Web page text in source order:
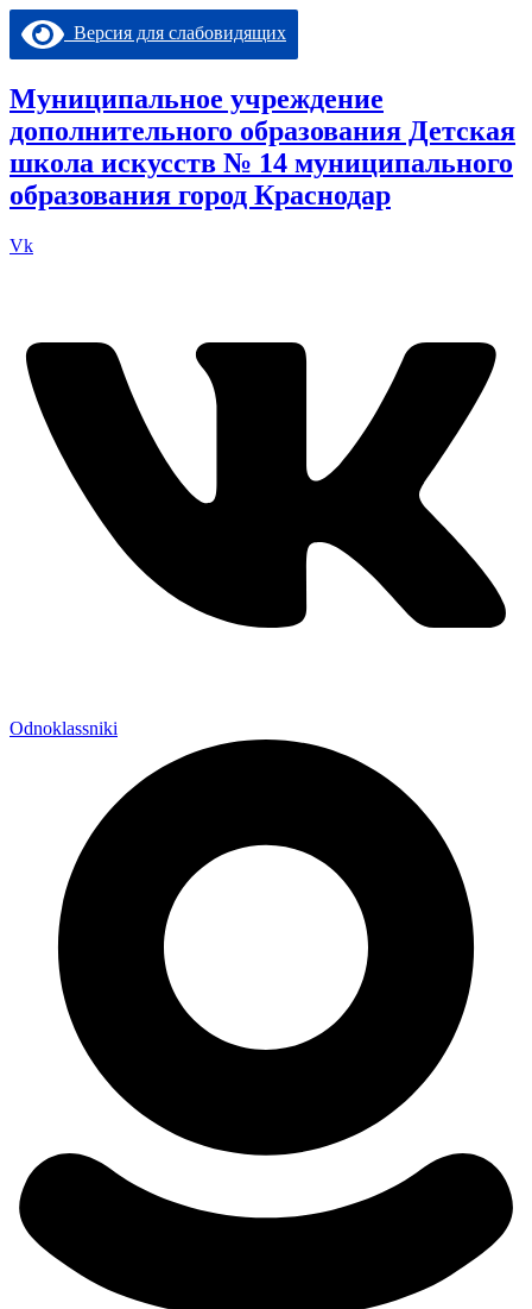
Перейти
содержимому
Версия для слабовидящих
Муниципальное учреждение
дополнительного образования Детская
школа искусств № 14 муниципального
образования город Краснодар
Vk
Odnoklassniki